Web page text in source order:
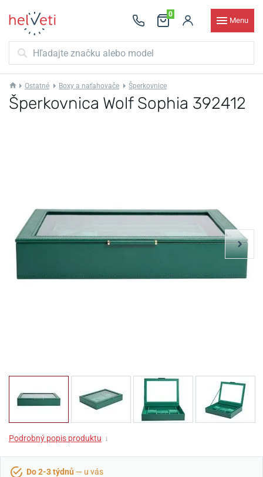
0
Menu
Ostatné Boxy a naťahovače Šperkovnice
Šperkovnica Wolf Sophia 392412
Podrobný popis produktu ↓
Do 2-3 týdnů — u vás